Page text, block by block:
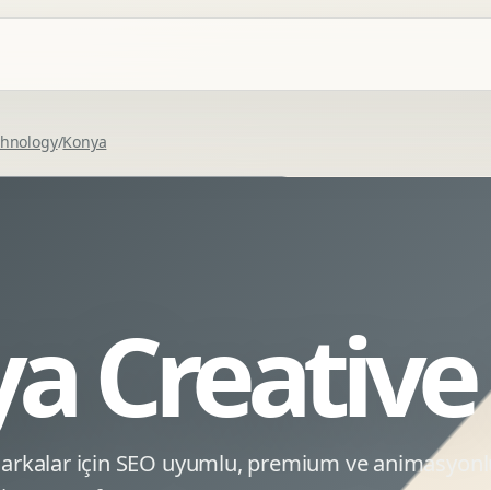
UI Tasarimi
UX Optimizasyonu
Kurumsal Dokuman Tasarimi
Ofis Ici Gorsel Kimlik
Kurumsal Katalog Tasarimi
/Konya
için SEO uyumlu, premium ve animasyonlu